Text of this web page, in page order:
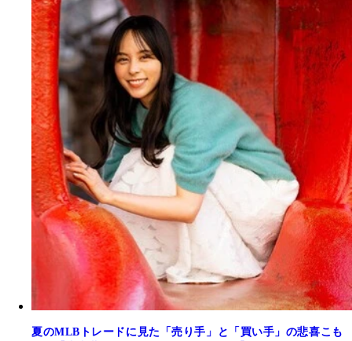
夏のMLBトレードに見た「売り手」と「買い手」の悲喜こも